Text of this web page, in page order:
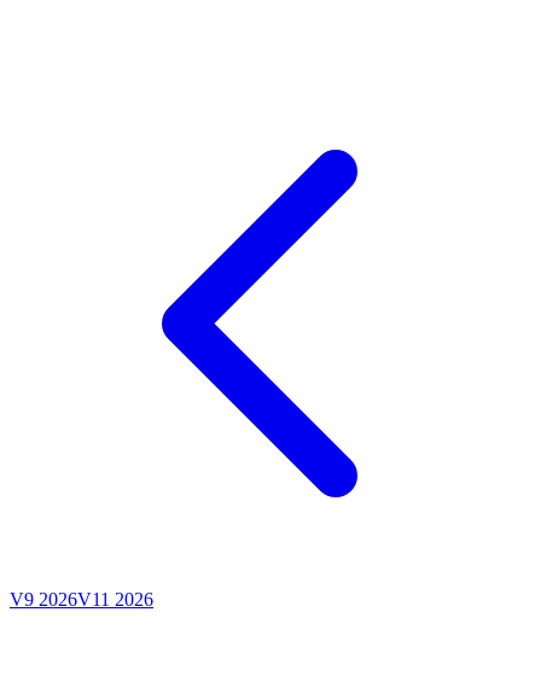
V9 2026V11 2026